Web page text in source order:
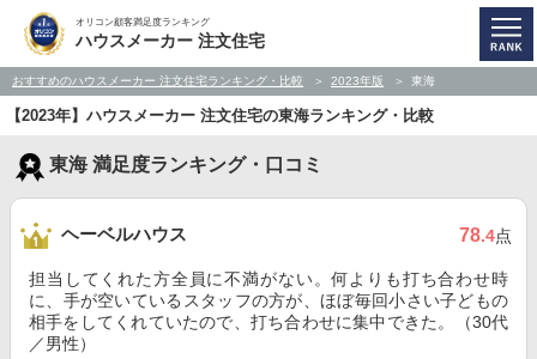
オリコン顧客満足度ランキング
ハウスメーカー 注文住宅
おすすめのハウスメーカー 注文住宅ランキング・比較 2023年版 東海
【2023年】ハウスメーカー 注文住宅の東海ランキング・比較
東海 満足度ランキング・口コミ
ヘーベルハウス 78.4点
担当してくれた方全員に不満がない。何よりも打ち合わせ時
に、手が空いているスタッフの方が、ほぼ毎回小さい子どもの
相手をしてくれていたので、打ち合わせに集中できた。（30代
／男性）